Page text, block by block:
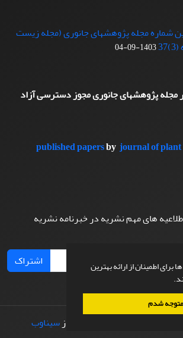
اطمینان از ارائه بهترین
متوجه شدم
شماره مجله پژوهشهای جانوری (مجله زیست
1403-09-04
مجله پژوهشهای جانوری مجوز دسترسی آزاد
published papersbyjournal of
های مهم نشریه در خبرنامه نشریه
اشتراک
طراحی و پیاده سازی ازسیناوب